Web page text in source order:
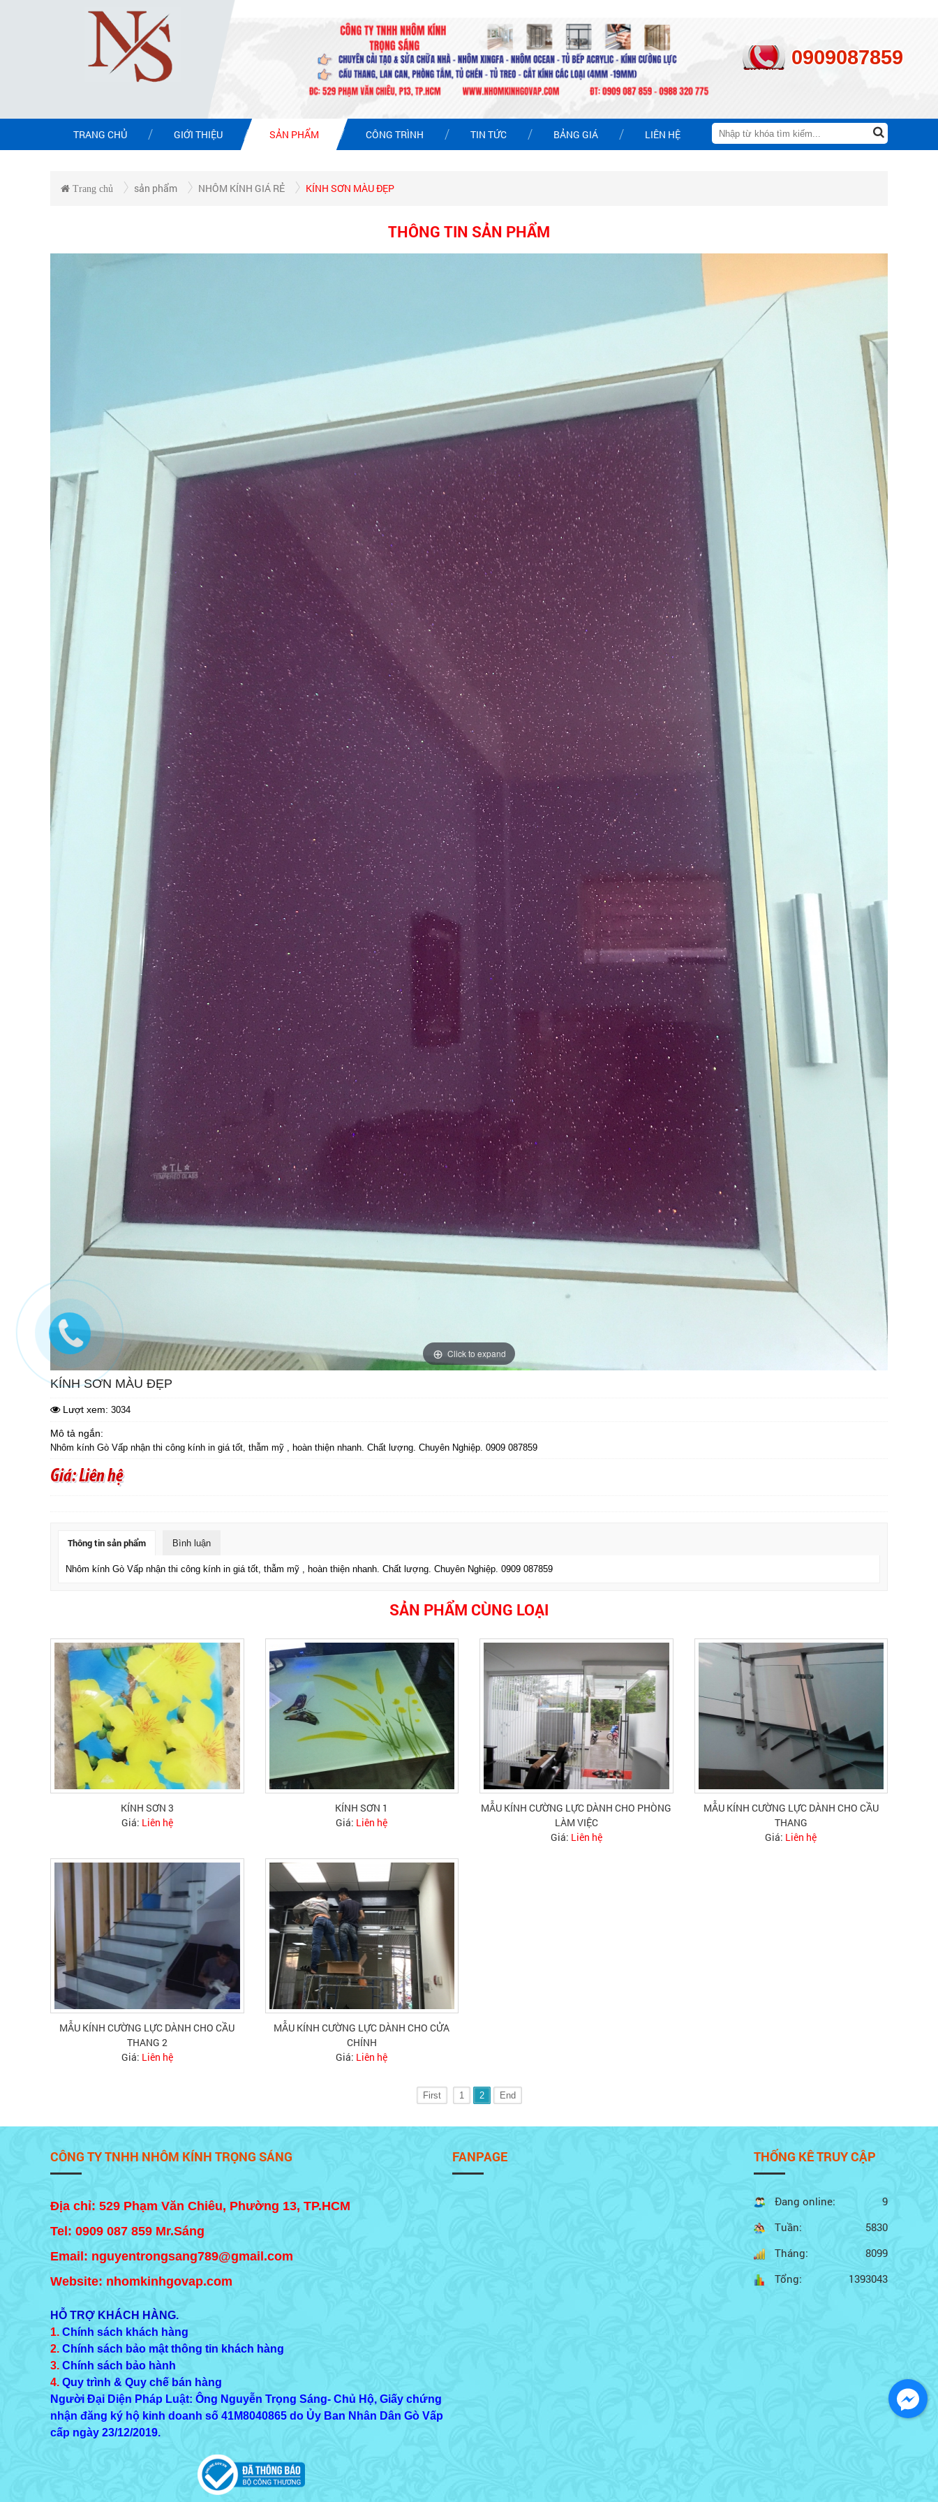
0909087859
TRANG CHỦ GIỚI THIỆU SẢN PHẨM CÔNG TRÌNH TIN TỨC BẢNG GIÁ LIÊN HỆ
Trang chủ sản phẩm NHÔM KÍNH GIÁ RẺ KÍNH SƠN MÀU ĐẸP
THÔNG TIN SẢN PHẨM
Click to expand
KÍNH SƠN MÀU ĐẸP
Lượt xem: 3034
Mô tả ngắn:
Nhôm kính Gò Vấp nhận thi công kính in giá tốt, thẫm mỹ , hoàn thiện nhanh. Chất lượng. Chuyên Nghiệp. 0909 087859
Giá: Liên hệ
Thông tin sản phẩm Bình luận
Nhôm kính Gò Vấp nhận thi công kính in giá tốt, thẫm mỹ , hoàn thiện nhanh. Chất lượng. Chuyên Nghiệp. 0909 087859
SẢN PHẨM CÙNG LOẠI
KÍNH SƠN 3
Giá: Liên hệ
KÍNH SƠN 1
Giá: Liên hệ
MẪU KÍNH CƯỜNG LỰC DÀNH CHO PHÒNG
LÀM VIỆC
Giá: Liên hệ
MẪU KÍNH CƯỜNG LỰC DÀNH CHO CẦU
THANG
Giá: Liên hệ
MẪU KÍNH CƯỜNG LỰC DÀNH CHO CẦU
THANG 2
Giá: Liên hệ
MẪU KÍNH CƯỜNG LỰC DÀNH CHO CỬA
CHÍNH
Giá: Liên hệ
First 1 2 End
CÔNG TY TNHH NHÔM KÍNH TRỌNG SÁNG
Địa chỉ: 529 Phạm Văn Chiêu, Phường 13, TP.HCM
Tel: 0909 087 859 Mr.Sáng
Email: nguyentrongsang789@gmail.com
Website: nhomkinhgovap.com
HỖ TRỢ KHÁCH HÀNG.
1. Chính sách khách hàng
2. Chính sách bảo mật thông tin khách hàng
3. Chính sách bảo hành
4. Quy trình & Quy chế bán hàng
Người Đại Diện Pháp Luật: Ông Nguyễn Trọng Sáng- Chủ Hộ, Giấy chứng
nhận đăng ký hộ kinh doanh số 41M8040865 do Ủy Ban Nhân Dân Gò Vấp
cấp ngày 23/12/2019.
FANPAGE THỐNG KÊ TRUY CẬP
Đang online:
9
Tuần:
5830
Tháng:
8099
Tổng:
1393043